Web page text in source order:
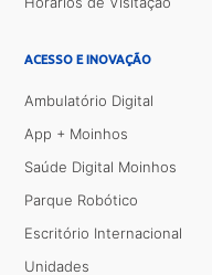
ACESSO E INOVAÇÃO
Ambulatório Digital
App + Moinhos
Saúde Digital Moinhos
Parque Robótico
Escritório Internacional
Unidades